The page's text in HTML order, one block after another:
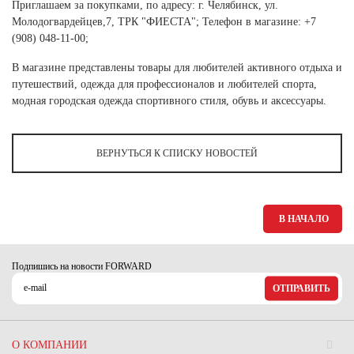
Ханты-Мансийский автономный округ (3)
Челябинская область (2)
Ямало-Ненецкий автономный округ (1)
Ярославская область (1)
Приглашаем за покупками, по адресу: г. Челябинск, ул.
Молодогвардейцев,7, ТРК "ФИЕСТА"; Телефон в магазине: +7
(908) 048-11-00;
В магазине представлены товары для любителей активного отдыха и
путешествий, одежда для профессионалов и любителей спорта,
модная городская одежда спортивного стиля, обувь и аксессуары.
ВЕРНУТЬСЯ К СПИСКУ НОВОСТЕЙ
В НАЧАЛО
Подпишись на новости FORWARD
ОТПРАВИТЬ
О КОМПАНИИ